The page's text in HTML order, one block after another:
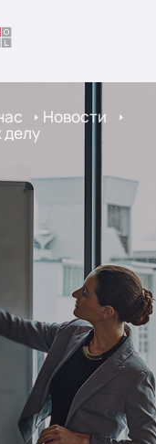
Новости
делу